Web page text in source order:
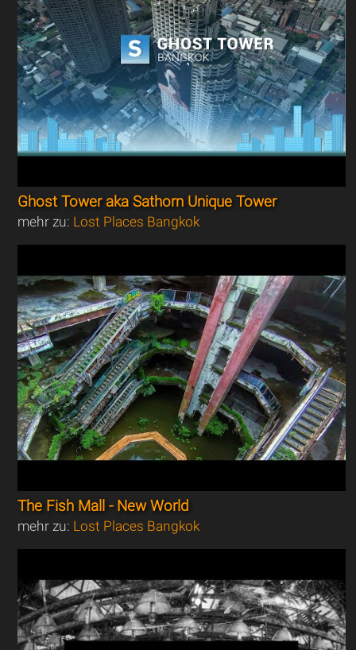
Ghost Tower aka Sathorn Unique Tower
mehr zu: Lost Places Bangkok
The Fish Mall - New World
mehr zu: Lost Places Bangkok